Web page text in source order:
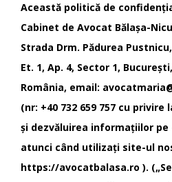
Această politică de
Cabinet de Avocat Bălașa-
Strada Drm. Pădurea
Et. 1, Ap. 4, Sector 1,
România, email:
(nr: +40 732 659 757 cu
și dezvăluirea informațiilor pe
atunci când utilizați site-ul
https://avocatbalasa.ro ).